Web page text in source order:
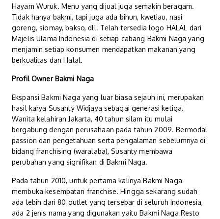
Hayam Wuruk. Menu yang dijual juga semakin beragam.
Tidak hanya bakmi, tapi juga ada bihun, kwetiau, nasi
goreng, siomay, bakso, dll. Telah tersedia logo HALAL dari
Majelis Ulama Indonesia di setiap cabang Bakmi Naga yang
menjamin setiap konsumen mendapatkan makanan yang
berkualitas dan Halal.
Profil Owner Bakmi Naga
Ekspansi Bakmi Naga yang luar biasa sejauh ini, merupakan
hasil karya Susanty Widjaya sebagai generasi ketiga.
Wanita kelahiran Jakarta, 40 tahun silam itu mulai
bergabung dengan perusahaan pada tahun 2009. Bermodal
passion dan pengetahuan serta pengalaman sebelumnya di
bidang franchising (waralaba), Susanty membawa
perubahan yang signifikan di Bakmi Naga.
Pada tahun 2010, untuk pertama kalinya Bakmi Naga
membuka kesempatan franchise. Hingga sekarang sudah
ada lebih dari 80 outlet yang tersebar di seluruh Indonesia,
ada 2 jenis nama yang digunakan yaitu Bakmi Naga Resto